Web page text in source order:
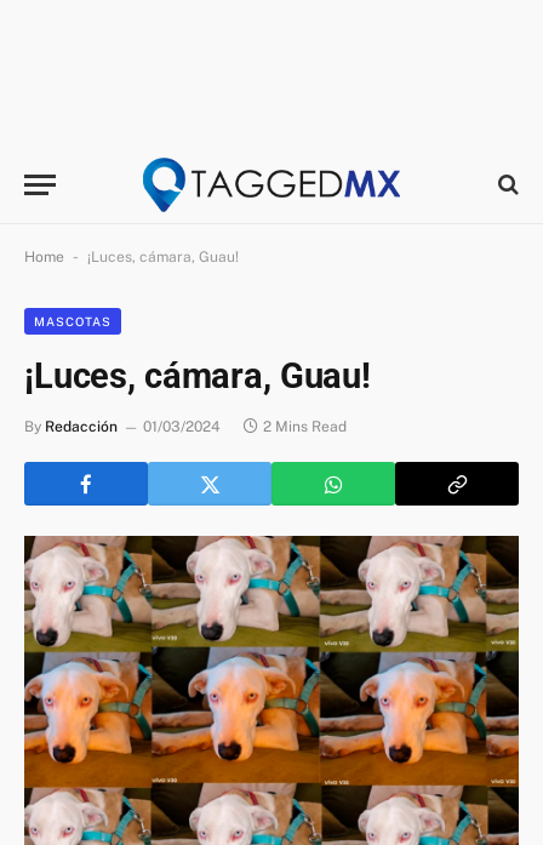
Home - ¡Luces, cámara, Guau!
MASCOTAS
¡Luces, cámara, Guau!
By Redacción 01/03/2024 2 Mins Read